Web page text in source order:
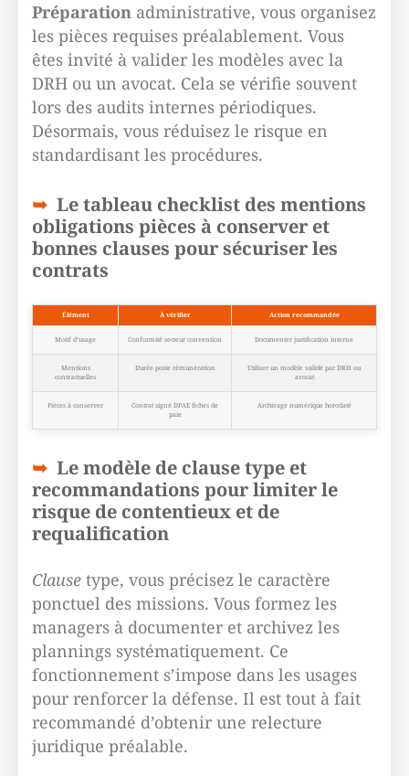
Préparation administrative, vous organisez
les pièces requises préalablement. Vous
êtes invité à valider les modèles avec la
DRH ou un avocat. Cela se vérifie souvent
lors des audits internes périodiques.
Désormais, vous réduisez le risque en
standardisant les procédures.
Le tableau checklist des mentions
obligations pièces à conserver et
bonnes clauses pour sécuriser les
contrats
Élément À vérifier Action recommandée
Motif d’usage Conformité secteur convention Documenter justification interne
Mentions
contractuelles
Durée poste rémunération
Utiliser un modèle validé par DRH ou
avocat
Pièces à conserver
Contrat signé DPAE fiches de
paie
Archivage numérique horodaté
Le modèle de clause type et
recommandations pour limiter le
risque de contentieux et de
requalification
Clause type, vous précisez le caractère
ponctuel des missions. Vous formez les
managers à documenter et archivez les
plannings systématiquement. Ce
fonctionnement s’impose dans les usages
pour renforcer la défense. Il est tout à fait
recommandé d’obtenir une relecture
juridique préalable.